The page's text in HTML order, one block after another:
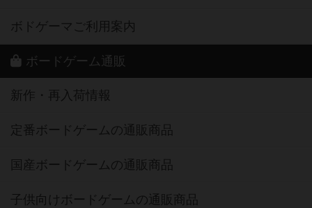
ボドゲーマご利用案内
ボードゲーム通販
新作・再入荷情報
定番ボードゲームの通販商品
国産ボードゲームの通販商品
子供向けボードゲームの通販商品